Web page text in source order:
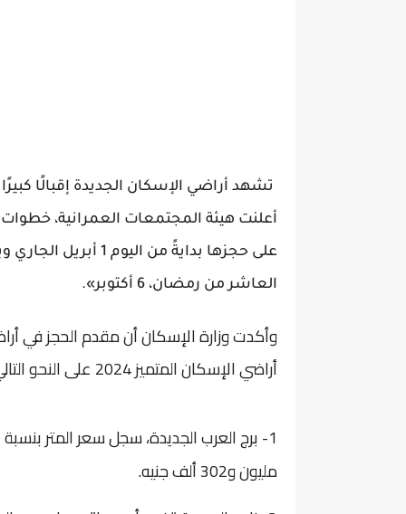
تشهد أراضي الإسكان الجديدة إقبالًا
أعلنت هيئة المجتمعات العمرانية، خطوات
العاشر من رمضان، 6 أكتوبر».
أراضي الإسكان المتميز 2024 على النحو التالي:
مليون و302 ألف جنيه.